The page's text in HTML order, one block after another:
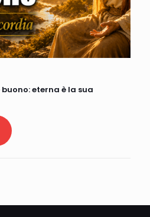
eterna è la sua